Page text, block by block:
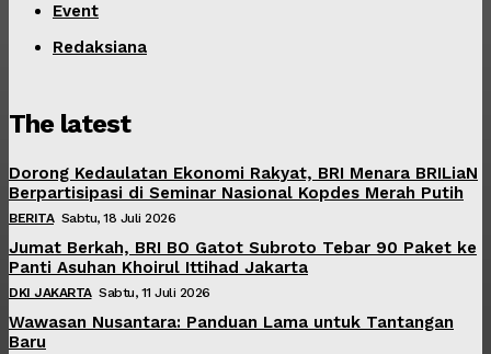
Event
Redaksiana
The latest
Dorong Kedaulatan Ekonomi Rakyat, BRI Menara BRILiaN
Berpartisipasi di Seminar Nasional Kopdes Merah Putih
BERITA Sabtu, 18 Juli 2026
Jumat Berkah, BRI BO Gatot Subroto Tebar 90 Paket ke
Panti Asuhan Khoirul Ittihad Jakarta
DKI JAKARTA Sabtu, 11 Juli 2026
Wawasan Nusantara: Panduan Lama untuk Tantangan
Baru